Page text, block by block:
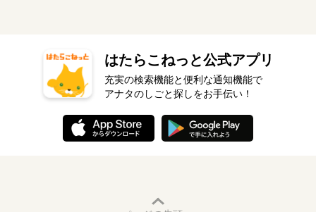
はたらこねっと公式アプリ
充実の検索機能と便利な通知機能で
アナタのしごと探しをお手伝い！